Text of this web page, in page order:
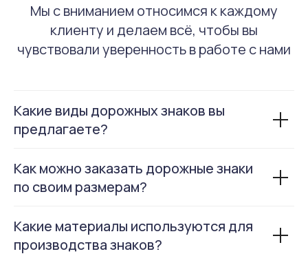
Мы с вниманием относимся к каждому
клиенту и делаем всё, чтобы вы
чувствовали уверенность в работе с нами
Какие виды дорожных знаков вы
предлагаете?
Как можно заказать дорожные знаки
по своим размерам?
Какие материалы используются для
производства знаков?
+7 831 213 53 15 info@rusdorrf.ru
всегда готовы ответить
Отправить